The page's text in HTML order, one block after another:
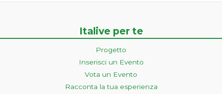
Italive per te
Progetto
Inserisci un Evento
Vota un Evento
Racconta la tua esperienza